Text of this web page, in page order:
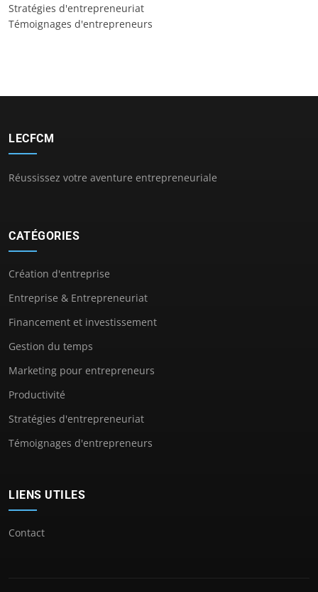
Stratégies d'entrepreneuriat
Témoignages d'entrepreneurs
LECFCM
Réussissez votre aventure entrepreneuriale
CATÉGORIES
Création d'entreprise
Entreprise & Entrepreneuriat
Financement et investissement
Gestion du temps
Marketing pour entrepreneurs
Productivité
Stratégies d'entrepreneuriat
Témoignages d'entrepreneurs
LIENS UTILES
Contact